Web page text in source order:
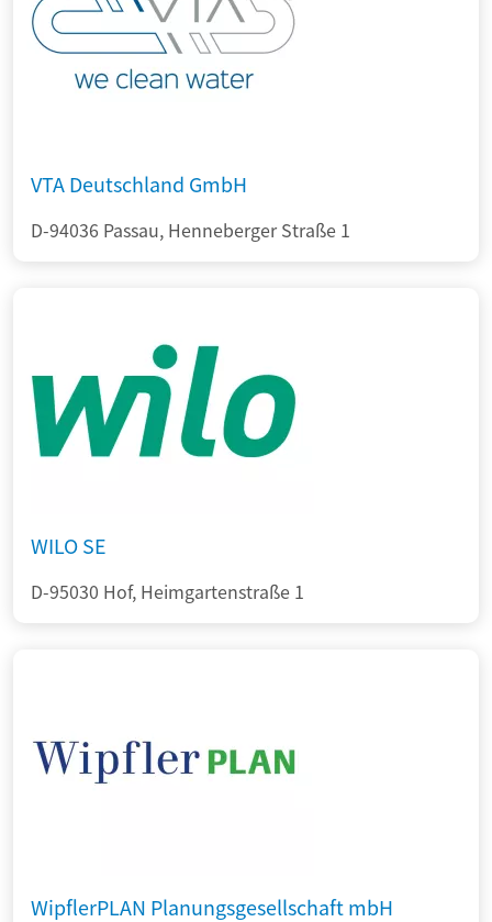
VTA Deutschland GmbH
D-94036 Passau, Henneberger Straße 1
WILO SE
D-95030 Hof, Heimgartenstraße 1
WipflerPLAN Planungsgesellschaft mbH